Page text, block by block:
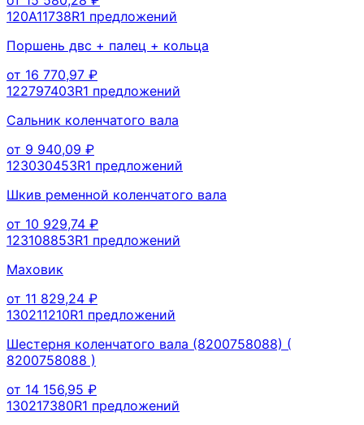
120A11738R1 предложений
Поршень двс + палец + кольца
от 16 770,97 ₽
122797403R1 предложений
Сальник коленчатого вала
от 9 940,09 ₽
123030453R1 предложений
Шкив ременной коленчатого вала
от 10 929,74 ₽
123108853R1 предложений
Маховик
от 11 829,24 ₽
130211210R1 предложений
Шестерня коленчатого вала (8200758088) (
8200758088 )
от 14 156,95 ₽
130217380R1 предложений